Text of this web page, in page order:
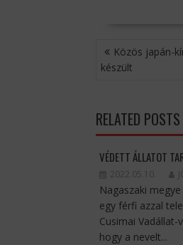
BEJEGYZÉS
NAVIGÁCIÓ
Közös japán-
készült
RELATED POSTS
VÉDETT ÁLLATOT
2022.05.10.
Nagaszaki
egy férfi azzal
Cusimai
hogy a nevelt...